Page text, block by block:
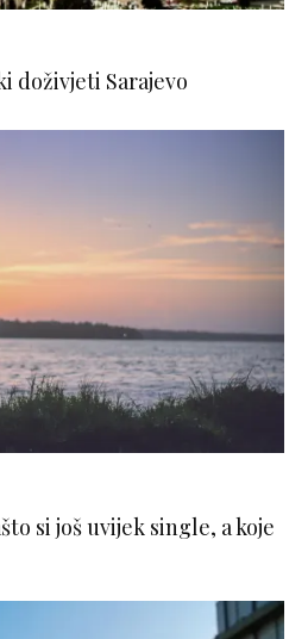
doživjeti Sarajevo
si još uvijek single, a koje